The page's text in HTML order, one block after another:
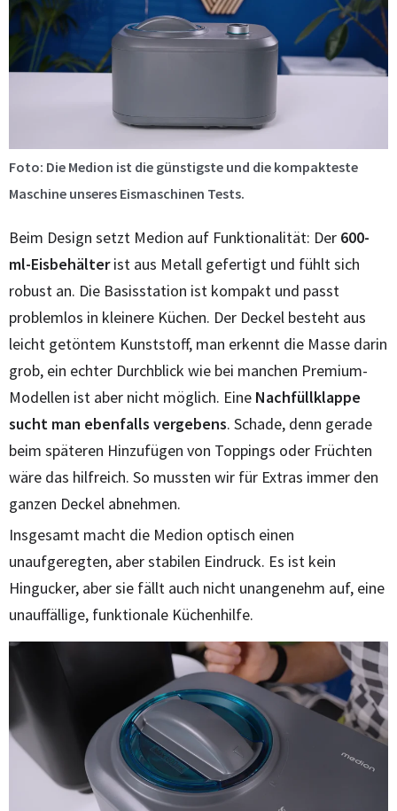
Foto: Die Medion ist die günstigste und die kompakteste
Maschine unseres Eismaschinen Tests.
Beim Design setzt Medion auf Funktionalität: Der 600-
ml-Eisbehälterist aus Metall gefertigt und fühlt sich
robust an. Die Basisstation ist kompakt und passt
problemlos in kleinere Küchen. Der Deckel besteht aus
leicht getöntem Kunststoff, man erkennt die Masse darin
grob, ein echter Durchblick wie bei manchen Premium-
Modellen ist aber nicht möglich. Eine Nachfüllklappe
sucht man ebenfalls vergebens. Schade, denn gerade
beim späteren Hinzufügen von Toppings oder Früchten
wäre das hilfreich. So mussten wir für Extras immer den
ganzen Deckel abnehmen.
Insgesamt macht die Medion optisch einen
unaufgeregten, aber stabilen Eindruck. Es ist kein
Hingucker, aber sie fällt auch nicht unangenehm auf, eine
unauffällige, funktionale Küchenhilfe.